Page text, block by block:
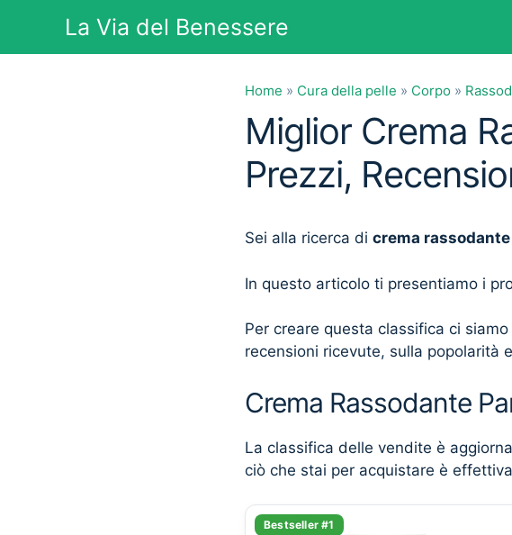
contenuto
La Via del Benessere
Home » Cura della pelle » Corpo »
Miglior Crema
Prezzi,
Sei alla ricerca di crema
In questo articolo ti presentiamo i
Per creare questa classifica ci
recensioni ricevute, sulla popolarità
Crema Rassodante
La classifica delle vendite è
ciò che stai per acquistare è
Bestseller #1